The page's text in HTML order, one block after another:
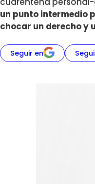
un punto intermedio
chocar un derecho y
Seguir en